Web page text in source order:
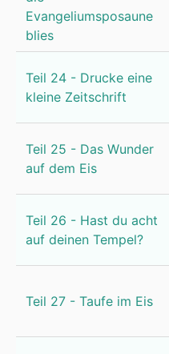
Evangeliumsposaune
blies
Teil 24 - Drucke eine
kleine Zeitschrift
Teil 25 - Das Wunder
auf dem Eis
Teil 26 - Hast du acht
auf deinen Tempel?
Teil 27 - Taufe im Eis